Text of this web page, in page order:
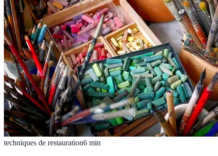
techniques de restauration6 min